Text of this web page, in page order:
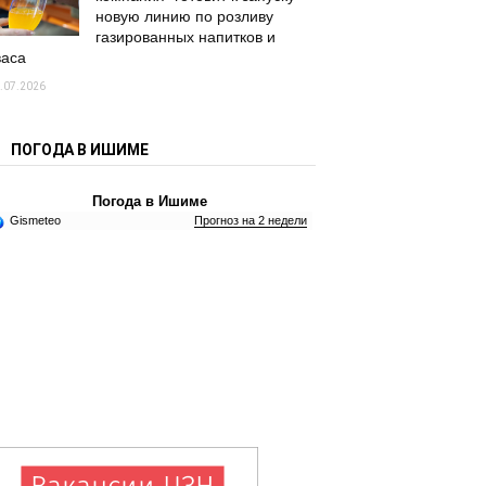
новую линию по розливу
газированных напитков и
ПОГОДА В ИШИМЕ
Погода в Ишиме
Gismeteo Прогноз на 2 недели